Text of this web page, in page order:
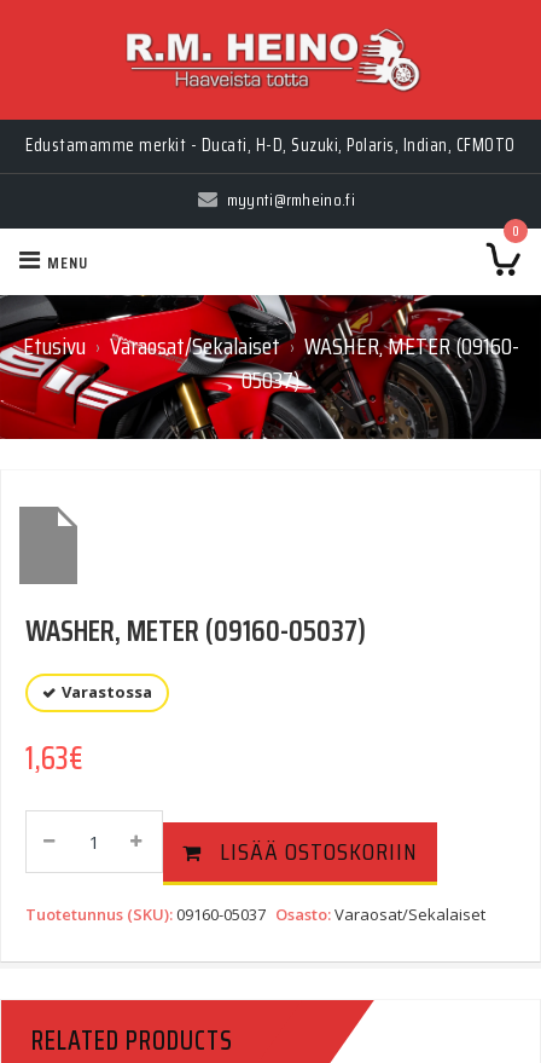
Edustamamme merkit - Ducati, H-D, Suzuki, Polaris, Indian, CFMOTO
myynti@rmheino.fi
0
MENU
Etusivu › Varaosat/Sekalaiset › WASHER, METER (09160-
05037)
WASHER, METER (09160-05037)
Varastossa
1,63€
WASHER,
05037)
LISÄÄ OSTOSKORIIN
Tuotetunnus (SKU):09160-05037 Osasto:Varaosat/Sekalaiset
RELATED PRODUCTS